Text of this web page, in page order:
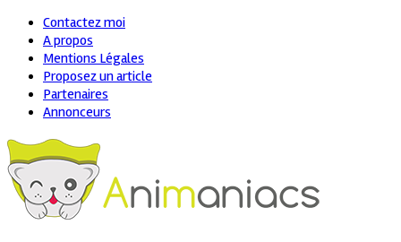
Contactez moi
A propos
Mentions Légales
Proposez un article
Partenaires
Annonceurs